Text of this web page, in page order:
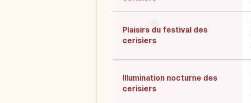
Plaisirs du festival des
cerisiers
Illumination nocturne des
cerisiers